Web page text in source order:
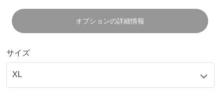
オプションの詳細情報
サイズ